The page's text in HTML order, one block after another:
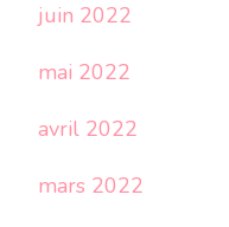
juin 2022
mai 2022
avril 2022
mars 2022